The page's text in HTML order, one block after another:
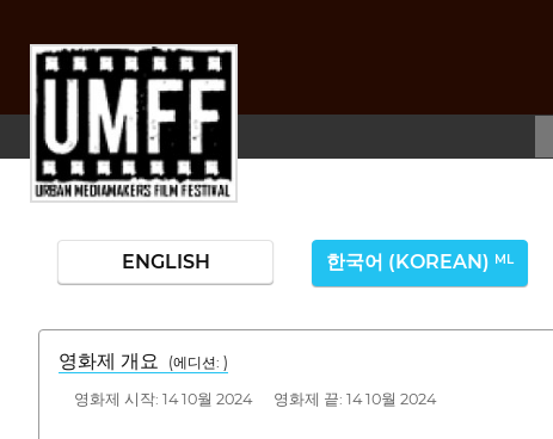
ENGLISH 한국어 (KOREAN) ML
영화제 개요 (에디션: )
영화제 시작: 14 10월 2024 영화제 끝: 14 10월 2024